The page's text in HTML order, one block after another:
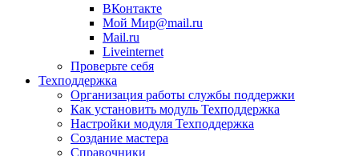
ВКонтакте
Мой Мир@mail.ru
Mail.ru
Liveinternet
Проверьте себя
Техподдержка
Организация работы службы поддержки
Как установить модуль Техподдержка
Настройки модуля Техподдержка
Создание мастера
Справочники